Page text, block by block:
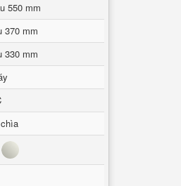
550 mm
370 mm
330 mm
Trắng